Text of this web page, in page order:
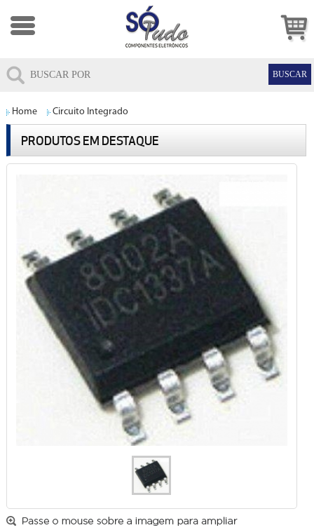
Home Circuito Integrado
PRODUTOS EM DESTAQUE